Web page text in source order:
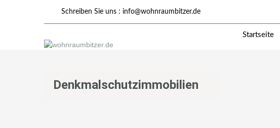
Schreiben Sie uns : info@wohnraumbitzer.de
Startseite
Denkmalschutzimmobilien